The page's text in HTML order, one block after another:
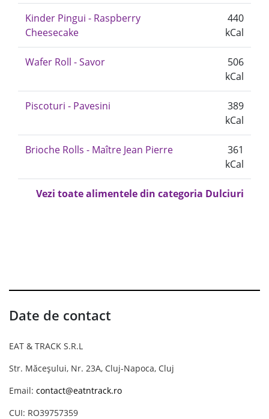
Kinder Pingui - Raspberry
Cheesecake
440
kCal
Wafer Roll - Savor
506
kCal
Piscoturi - Pavesini
389
kCal
Brioche Rolls - Maître Jean Pierre
361
kCal
Vezi toate alimentele din categoria Dulciuri
Date de contact
EAT & TRACK S.R.L
Str. Măceșului, Nr. 23A, Cluj-Napoca, Cluj
Email: contact@eatntrack.ro
CUI: RO39757359